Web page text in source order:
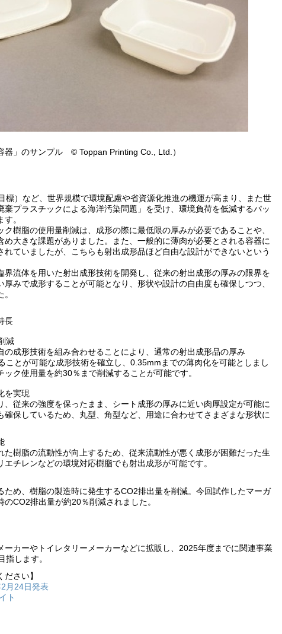
器」のサンプル © Toppan Printing Co., Ltd.）
）など、世界規模で環境配慮や省資源化推進の機運が高まり、また世
棄プラスチックによる海洋汚染問題」を受け、環境負荷を低減するパッ
。
樹脂の使用量削減は、成形の際に最低限の厚みが必要であることや、
め大きな課題がありました。また、一般的に薄肉が必要とされる容器に
れていましたが、こちらも射出成形品ほど自由な設計ができないという
流体を用いた射出成形技術を開発し、従来の射出成形の厚みの限界を
みで成形することが可能となり、形状や設計の自由度も確保しつつ、
長
減
の成形技術を組み合わせることにより、通常の射出成形品の厚み
ことが可能な成形技術を確立し、0.35mmまでの薄肉化を可能としまし
ク使用量を約30％まで削減することが可能です。
を実現
、従来の強度を保ったまま、シート成形の厚みに近い肉厚設定が可能に
確保しているため、丸型、角型など、用途に合わせてさまざまな形状に
た樹脂の流動性が向上するため、従来流動性が悪く成形が困難だった生
チレンなどの環境対応樹脂でも射出成形が可能です。
ため、樹脂の製造時に発生するCO2排出量を削減。今回試作したマーガ
のCO2排出量が約20％削減されました。
ーカーやトイレタリーメーカーなどに拡販し、2025年度までに関連事業
指します。
ださい】
月24日発表
ト